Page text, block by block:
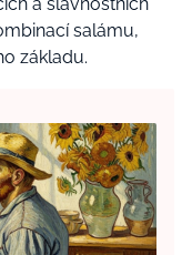
salámu,
základu.